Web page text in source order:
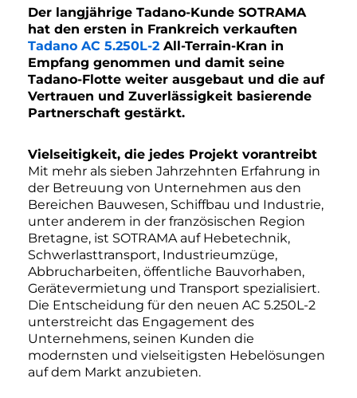
Der langjährige Tadano-Kunde SOTRAMA
hat den ersten in Frankreich verkauften
Tadano AC 5.250L-2 All-Terrain-Kran in
Empfang genommen und damit seine
Tadano-Flotte weiter ausgebaut und die auf
Vertrauen und Zuverlässigkeit basierende
Partnerschaft gestärkt.
Vielseitigkeit, die jedes Projekt vorantreibt
Mit mehr als sieben Jahrzehnten Erfahrung in
der Betreuung von Unternehmen aus den
Bereichen Bauwesen, Schiffbau und Industrie,
unter anderem in der französischen Region
Bretagne, ist SOTRAMA auf Hebetechnik,
Schwerlasttransport, Industrieumzüge,
Abbrucharbeiten, öffentliche Bauvorhaben,
Gerätevermietung und Transport spezialisiert.
Die Entscheidung für den neuen AC 5.250L-2
unterstreicht das Engagement des
Unternehmens, seinen Kunden die
modernsten und vielseitigsten Hebelösungen
auf dem Markt anzubieten.